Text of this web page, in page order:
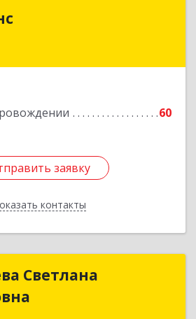
60
заявку
контакты
Респ, Майкоп г, Калинина ул,
заявку
Назад
СветланаСветлана